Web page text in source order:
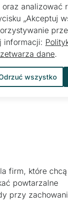
firm, które chcą
powtarzalne
przy
analizować
„Akceptuj
informacji:
dane.
wszystko
stron
anonimowe
dla
Zapisz moje